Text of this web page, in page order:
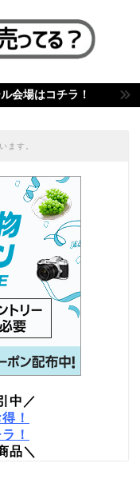
会場はコチラ！
ます。
中／
！
！
品＼